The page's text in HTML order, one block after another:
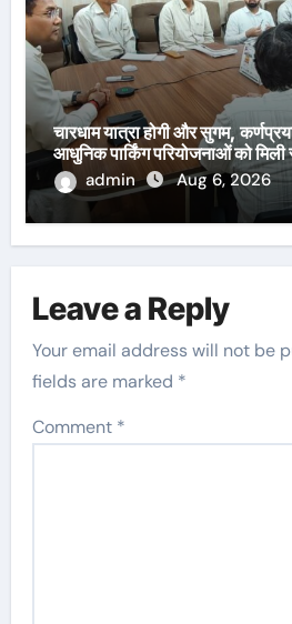
चारधाम यात्रा होगी और सुगम,
आधुनिक पार्किंग परियोजनाओं को मिली
admin
Aug 6, 2026
Leave a Reply
Your email address will not be
fields are marked *
Comment *